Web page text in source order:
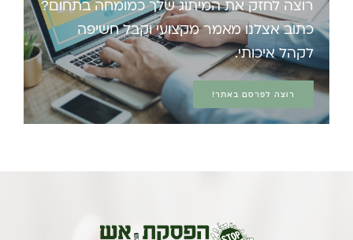
רוצה לחזק את המיתוג שלך כמומחה בתחום?
כתוב אצלנו מאמר מקצועי וקבל חשיפה
לקהל איכותי.
רוצה לפרסם באתר!